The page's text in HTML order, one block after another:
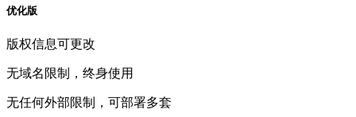
优化版
版权信息可更改
无域名限制，终身使用
无任何外部限制，可部署多套